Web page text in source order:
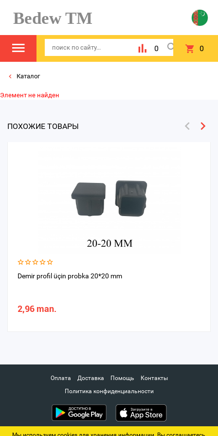
Bedew TM
0 0
Каталог
Элемент не найден
ПОХОЖИЕ ТОВАРЫ
Demir profil üçin probka 20*20 mm
2,96 man.
Оплата Доставка Помощь
Контакты
Политика конфиденциальности